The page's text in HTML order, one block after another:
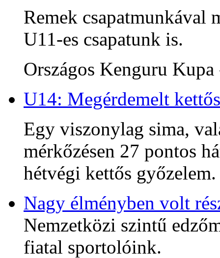
Remek csapatmunkával
U11-es csapatunk is.
Országos Kenguru
U14: Megérdemelt
Egy viszonylag sima,
mérkőzésen 27 pontos
hétvégi kettős győzelem.
Nagy élményben volt
Nemzetközi szintű
fiatal sportolóink.